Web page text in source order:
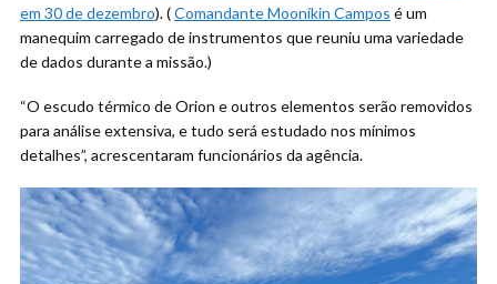
em 30 de dezembro). (Comandante Moonikin Campos é um
manequim carregado de instrumentos que reuniu uma variedade
de dados durante a missão.)
“O escudo térmico de Orion e outros elementos serão removidos
para análise extensiva, e tudo será estudado nos mínimos
detalhes”, acrescentaram funcionários da agência.